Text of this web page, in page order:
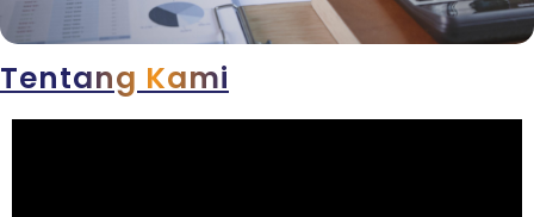
Tentang Kami